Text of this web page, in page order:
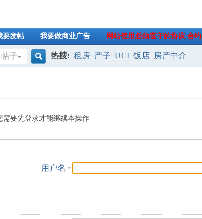
要发帖 我要做商业广告 网站使用必须遵守的协议 合约
帖子
索
热搜: 租房 产子 UCI 饭店 房产中介
需要先登录才能继续本操作
用户名